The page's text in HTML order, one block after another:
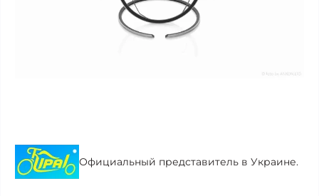
Официальный представитель в Украине.